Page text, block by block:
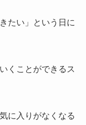
たい」という日に
くことができるス
に入りがなくなる